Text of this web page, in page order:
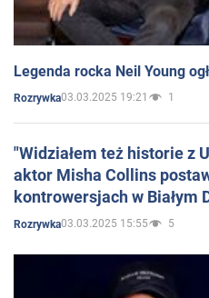
Legenda rocka Neil Young
Rozrywka03.03.2025 19:21 1
"Widziałem też historie z
aktor Misha Collins
kontrowersjach w Białym
Rozrywka03.03.2025 15:55 5